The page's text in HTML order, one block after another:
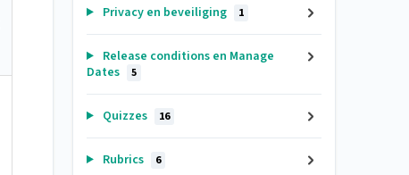
Privacy en beveiliging 1
Release conditions en Manage
Dates
5
Quizzes 16
Rubrics 6